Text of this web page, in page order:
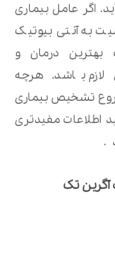
اگر عامل بیماری
به آنتی بیوتیک
درمان و
لازم باشد. هرچه
تشخیص بیماری
اطلاعات مفیدتری
.
تک